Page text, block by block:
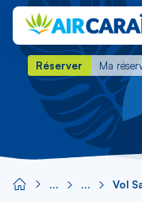
Réserver Ma
Réserver Ma
Vol